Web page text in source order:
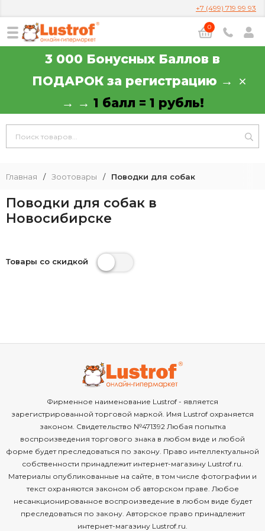
+7 (499) 719 99 93
0
3 000 Бонусных Баллов в
ПОДАРОК за регистрацию →
→ → 1 балл = 1 рубль!
Главная / Зоотовары / Поводки для собак
Поводки для собак в
Новосибирске
Товары со скидкой
Фирменное наименование Lustrof - является
зарегистрированной торговой маркой. Имя Lustrof охраняется
законом. Свидетельство №471392 Любая попытка
воспроизведения торгового знака в любом виде и любой
форме будет преследоваться по закону. Право интеллектуальной
собственности принадлежит интернет-магазину Lustrof.ru.
Материалы опубликованные на сайте, в том числе фотографии и
текст охраняются законом об авторском праве. Любое
несанкционированное воспроизведение в любом виде будет
преследоваться по закону. Авторское право принадлежит
интернет-магазину Lustrof.ru.